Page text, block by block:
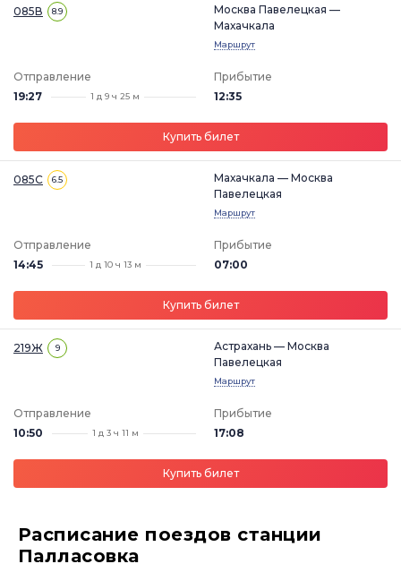
085В 8.9
Москва Павелецкая —
Махачкала
Маршрут
Отправление
19:27
1 д 9 ч 25 м
Прибытие
12:35
Купить билет
085С 6.5
Махачкала — Москва
Павелецкая
Маршрут
Отправление
14:45
1 д 10 ч 13 м
Прибытие
07:00
Купить билет
219Ж 9
Астрахань — Москва
Павелецкая
Маршрут
Отправление
10:50
1 д 3 ч 11 м
Прибытие
17:08
Купить билет
Расписание поездов станции
Палласовка